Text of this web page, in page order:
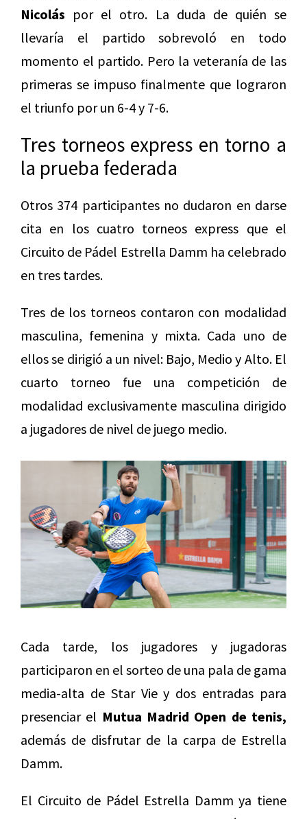
Nicolás por el otro. La duda de quién se
llevaría el partido sobrevoló en todo
momento el partido. Pero la veteranía de las
primeras se impuso finalmente que lograron
el triunfo por un 6-4 y 7-6.
Tres torneos express en torno a
la prueba federada
Otros 374 participantes no dudaron en darse
cita en los cuatro torneos express que el
Circuito de Pádel Estrella Damm ha celebrado
en tres tardes.
Tres de los torneos contaron con modalidad
masculina, femenina y mixta. Cada uno de
ellos se dirigió a un nivel: Bajo, Medio y Alto. El
cuarto torneo fue una competición de
modalidad exclusivamente masculina dirigido
a jugadores de nivel de juego medio.
Cada tarde, los jugadores y jugadoras
participaron en el sorteo de una pala de gama
media-alta de Star Vie y dos entradas para
presenciar el Mutua Madrid Open de tenis,
además de disfrutar de la carpa de Estrella
Damm.
El Circuito de Pádel Estrella Damm ya tiene